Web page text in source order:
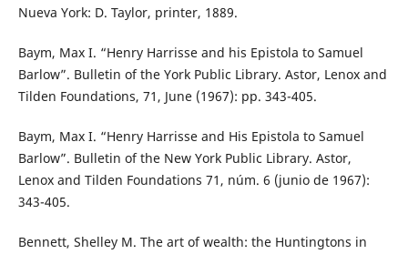
Nueva York: D. Taylor, printer, 1889.
Baym, Max I. “Henry Harrisse and his Epistola to Samuel
Barlow”. Bulletin of the York Public Library. Astor, Lenox and
Tilden Foundations, 71, June (1967): pp. 343-405.
Baym, Max I. “Henry Harrisse and His Epistola to Samuel
Barlow”. Bulletin of the New York Public Library. Astor,
Lenox and Tilden Foundations 71, núm. 6 (junio de 1967):
343-405.
Bennett, Shelley M. The art of wealth: the Huntingtons in